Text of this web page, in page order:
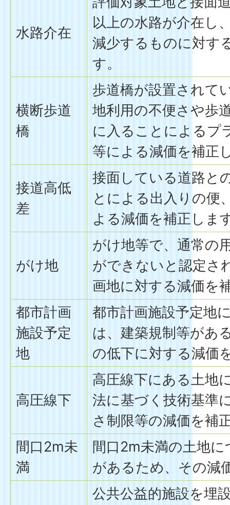
水路介在
以上の水路が介在し
減少するものに対す
す。
横断歩道
橋
歩道橋が設置されて
地利用の不便さや歩
に入ることによるプ
等による減価を補正
接道高低
差
接面している道路と
とによる出入りの便
よる減価を補正しま
がけ地
がけ地等で、通常の
ができないと認定さ
画地に対する減価を
都市計画
施設予定
地
都市計画施設予定地
は、建築規制等があ
の低下に対する減価
高圧線下
高圧線下にある土地
法に基づく技術基準
さ制限等の減価を補
間口2m未
満
間口2m未満の土地
があるため、その減
公共公益的施設を埋